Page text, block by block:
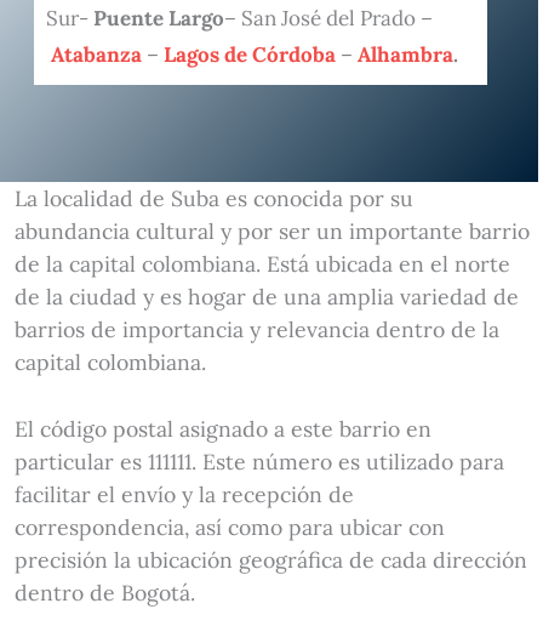
Sur- Puente Largo– San José del Prado –
Atabanza– Lagos de Córdoba– Alhambra.
La localidad de Suba es conocida por su
abundancia cultural y por ser un importante barrio
de la capital colombiana. Está ubicada en el norte
de la ciudad y es hogar de una amplia variedad de
barrios de importancia y relevancia dentro de la
capital colombiana.
El código postal asignado a este barrio en
particular es 111111. Este número es utilizado para
facilitar el envío y la recepción de
correspondencia, así como para ubicar con
precisión la ubicación geográfica de cada dirección
dentro de Bogotá.